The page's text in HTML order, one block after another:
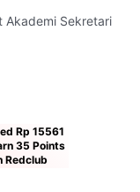
Akademi Sekretari
Rp 15561
35 Points
Redclub